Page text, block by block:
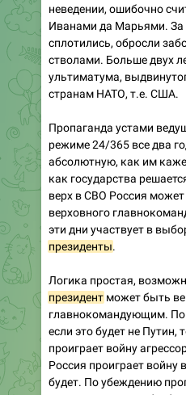
неведении, ошибочно
Иванами да Марьями. За
сплотились, обросли
стволами. Больше двух
ультиматума,
странам НАТО, т.е. США.
Пропаганда устами
режиме 24/365 все два
абсолютную, как им
как государства
верх в СВО Россия
верховного
эти дни участвует в
президенты.
Логика простая,
президент может быть
главнокомандующим. По
если это будет не Путин,
проиграет войну
Россия проиграет войну
будет. По убеждению